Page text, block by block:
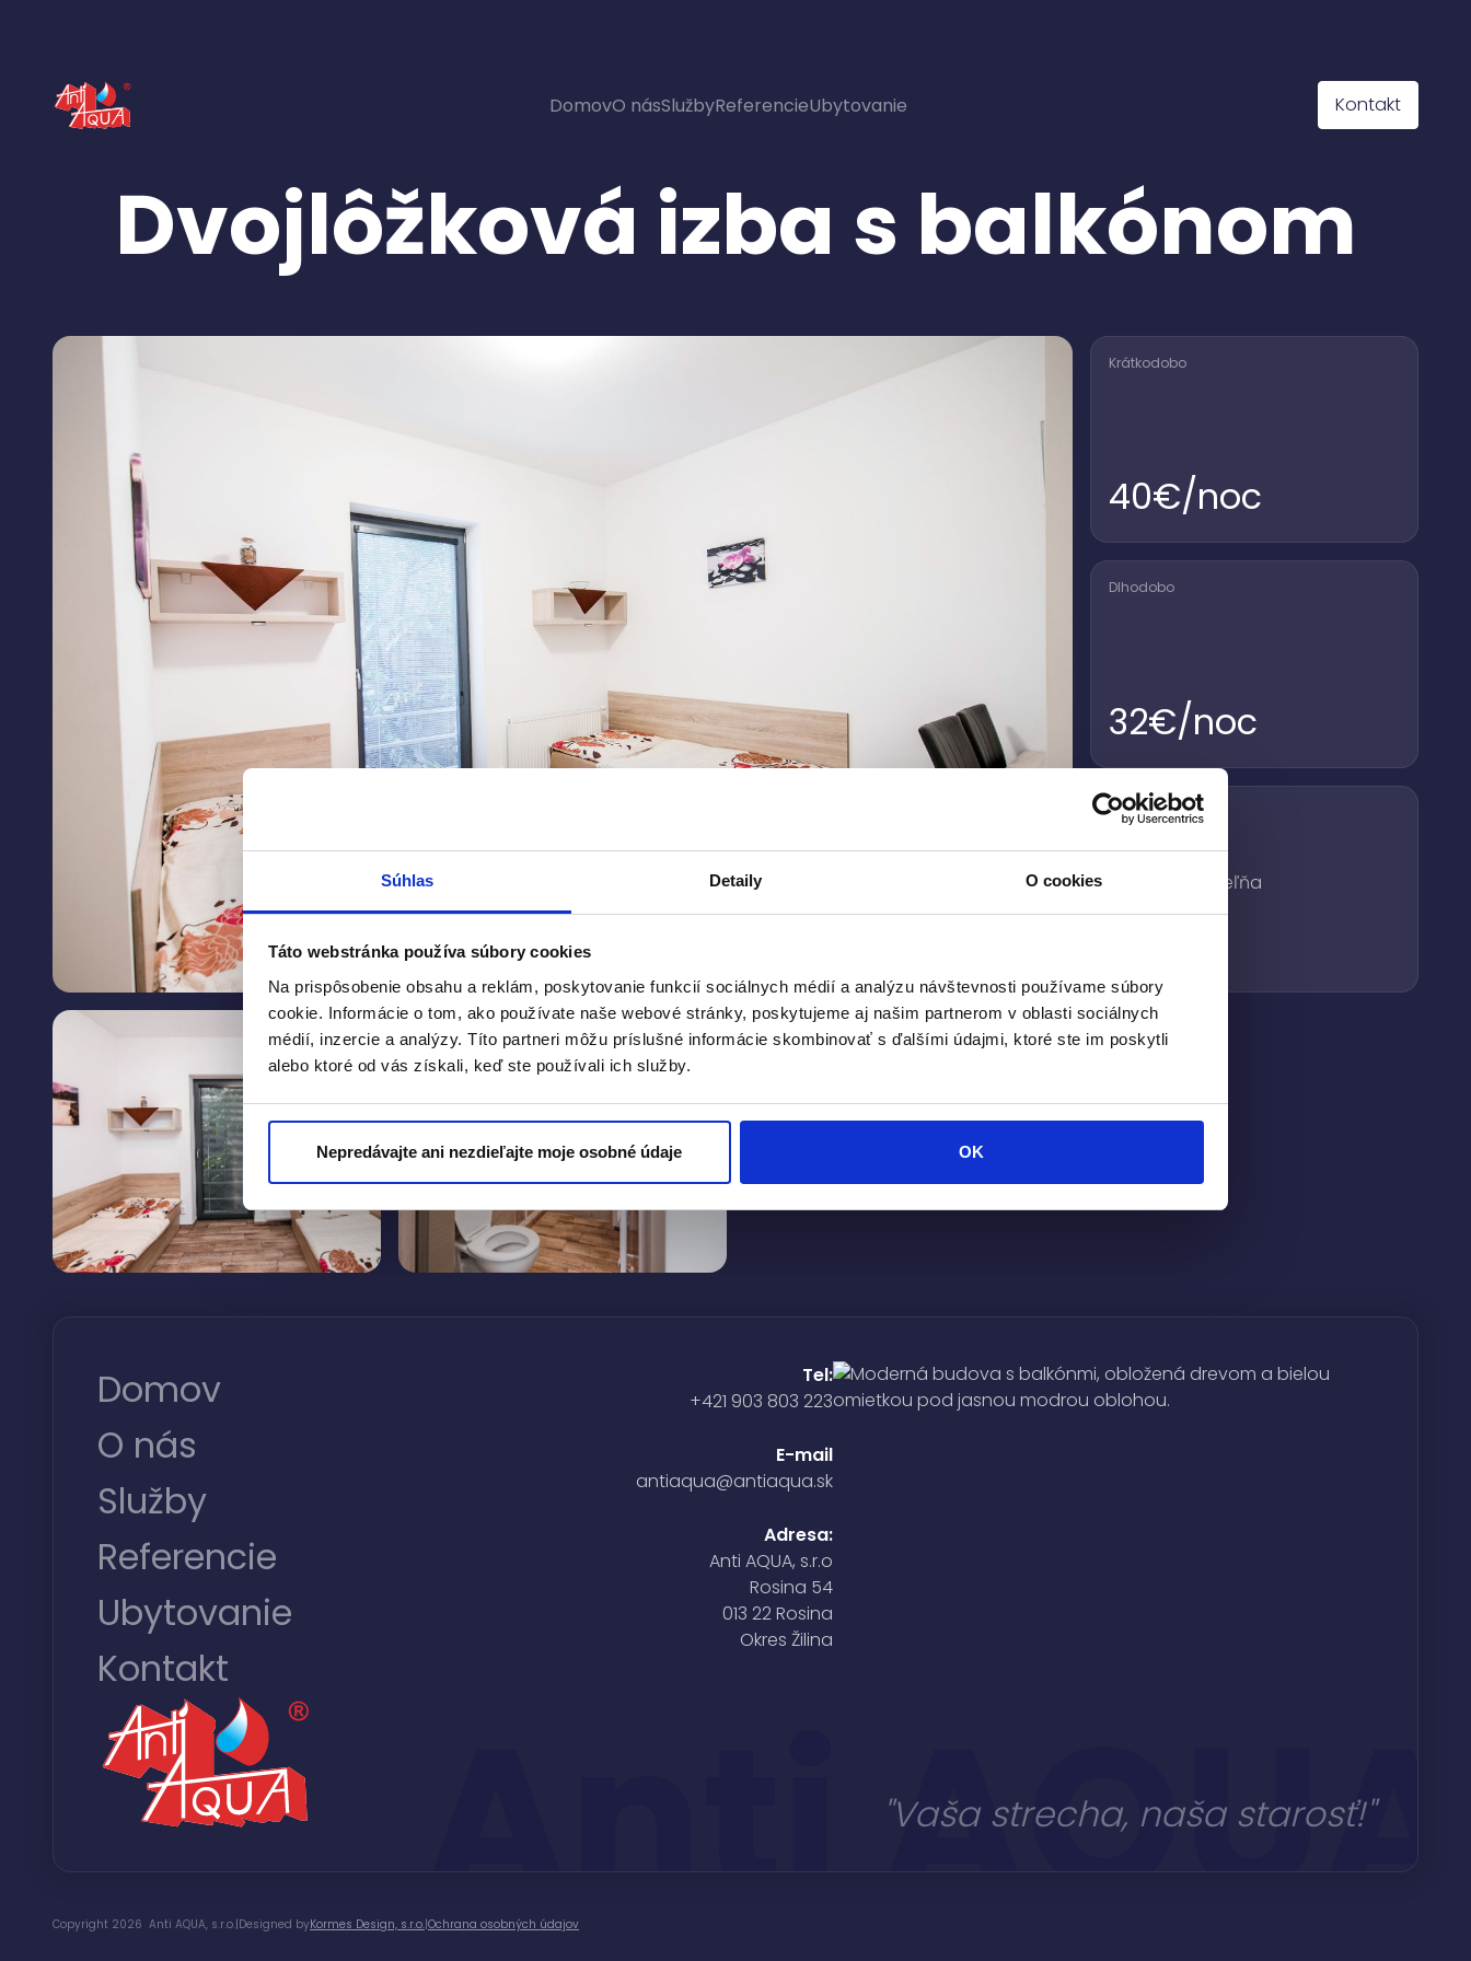
Súhlas Detaily O cookies
Táto webstránka používa súbory cookies
Na prispôsobenie obsahu a reklám, poskytovanie funkcií sociálnych médií a analýzu návštevnosti používame súbory
cookie. Informácie o tom, ako používate naše webové stránky, poskytujeme aj našim partnerom v oblasti sociálnych
médií, inzercie a analýzy. Títo partneri môžu príslušné informácie skombinovať s ďalšími údajmi, ktoré ste im poskytli
alebo ktoré od vás získali, keď ste používali ich služby.
Nepredávajte ani nezdieľajte moje osobné údaje OK
DomovO násSlužbyReferencieUbytovanie Kontakt
Dvojlôžková izba s balkónom
Krátkodobo
40€/noc
Dlhodobo
32€/noc
Vybavenie
- 2 lôžka
- Vlastná kúpeľňa
- Chladnička
Domov
O nás
Služby
Referencie
Ubytovanie
Kontakt
Tel:
+421 903 803 223
E-mail
antiaqua@antiaqua.sk
Adresa:
Anti AQUA, s.r.o
Rosina 54
013 22 Rosina
Okres Žilina
"Vaša strecha, naša starosť!"
Anti AQUA
Copyright 2026 Anti AQUA, s.r.o.|Designed byKormes Design, s.r.o.|Ochrana osobných údajov